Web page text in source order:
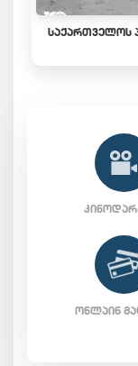
ᲡᲐᲥᲐᲠᲗᲕᲔᲚᲝᲡ
ᲝᲜᲚᲐᲘᲜ